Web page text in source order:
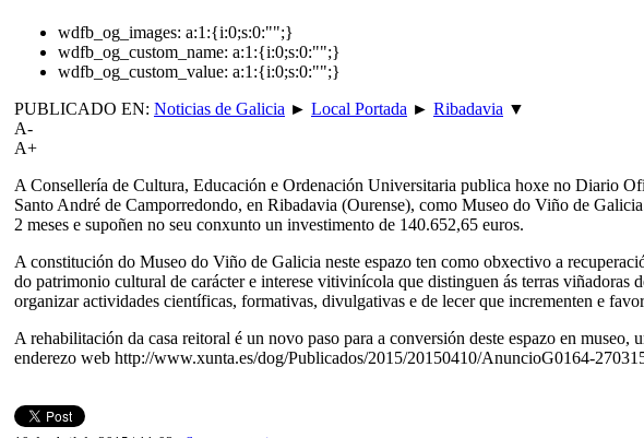
wdfb_og_images: a:1:{i:0;s:0:"";}
wdfb_og_custom_name: a:1:{i:0;s:0:"";}
wdfb_og_custom_value: a:1:{i:0;s:0:"";}
PUBLICADO EN: Noticias de Galicia ► Local Portada ► Ribadavia ▼
A-
A+
A Consellería de Cultura, Educación e Ordenación Universitaria publica hoxe no Diario
Santo André de Camporredondo, en Ribadavia (Ourense), como Museo do Viño de
2 meses e supoñen no seu conxunto un investimento de 140.652,65 euros.
A constitución do Museo do Viño de Galicia neste espazo ten como obxectivo a
do patrimonio cultural de carácter e interese vitivinícola que distinguen ás terras
organizar actividades científicas, formativas, divulgativas e de lecer que incrementen e
A rehabilitación da casa reitoral é un novo paso para a conversión deste espazo en
enderezo web http://www.xunta.es/dog/Publicados/2015/20150410/AnuncioG0164-